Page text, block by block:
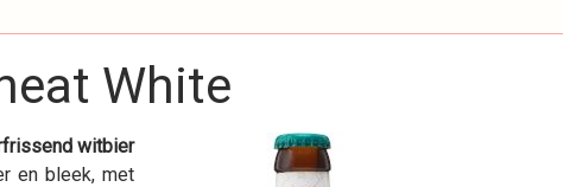
White
witbier
en bleek, met